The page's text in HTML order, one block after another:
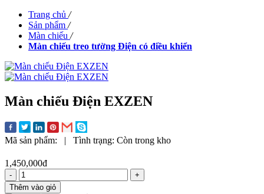
Trang chủ /
Sản phẩm /
Màn chiếu /
Màn chiếu treo tường Điện có điều khiển
Màn chiếu Điện EXZEN
Mã sản phẩm: | Tình trạng: Còn trong kho
1,450,000đ
-
+
Thêm vào giỏ